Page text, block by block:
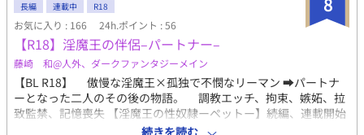
長編 連載中 R18
お気に入り : 166 24h.ポイント : 56
【R18】淫魔王の伴侶–パートナー–
藤崎 和@人外、ダークファンタジーメイン
【BL R18】 傲慢な淫魔王×孤独で不憫なリーマン ➡︎パートナ
ーとなった二人のその後の物語。 調教エッチ、拘束、嫉妬、拉
致監禁、記憶喪失 【淫魔王の性奴隷ーペットー】続編、連載開始
ーー。 ーー愛は、闘神に伝わるのか。 邪神達のリーダー・ルシ
続きを読む